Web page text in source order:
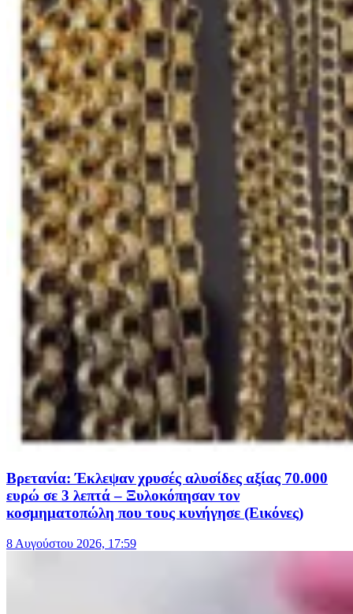
Βρετανία: Έκλεψαν χρυσές αλυσίδες αξίας 70.000
ευρώ σε 3 λεπτά – Ξυλοκόπησαν τον
κοσμηματοπώλη που τους κυνήγησε (Εικόνες)
8 Αυγούστου 2026, 17:59